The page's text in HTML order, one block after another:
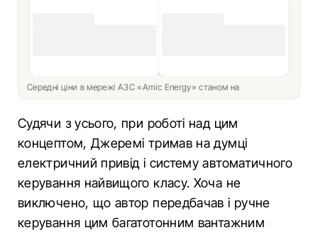
Середні ціни в мережі АЗС «Amic Energy» станом на
Судячи з усього, при роботі над цим
концептом, Джеремі тримав на думці
електричний привід і систему автоматичного
керування найвищого класу. Хоча не
виключено, що автор передбачав і ручне
керування цим багатотонним вантажним